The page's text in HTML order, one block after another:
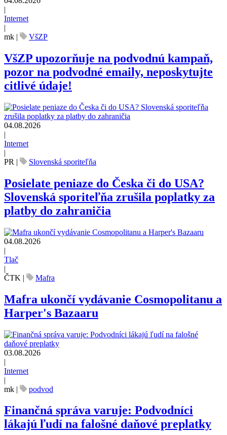
|
Internet
|
mk | VšZP
VšZP upozorňuje na podvodnú kampaň,
pozor na podvodné emaily, neposkytujte
citlivé údaje!
04.08.2026
|
Internet
|
PR | Slovenská sporiteľňa
Posielate peniaze do Česka či do USA?
Slovenská sporiteľňa zrušila poplatky za
platby do zahraničia
04.08.2026
|
Tlač
|
ČTK | Mafra
Mafra ukončí vydávanie Cosmopolitanu a
Harper's Bazaaru
03.08.2026
|
Internet
|
mk | podvod
Finančná správa varuje: Podvodníci
lákajú ľudí na falošné daňové preplatky